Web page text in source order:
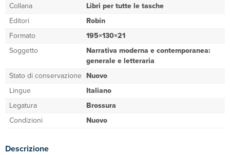
Collana
Libri per tutte le tasche
Editori
Robin
Formato
195×130×21
Soggetto
Narrativa moderna e contemporanea:
generale e letteraria
Stato di conservazione Nuovo
Lingue
Italiano
Legatura
Brossura
Condizioni
Nuovo
Descrizione